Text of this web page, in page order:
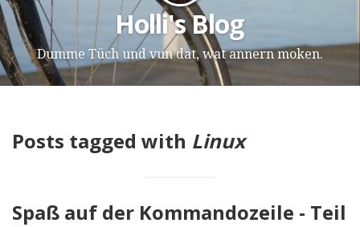
Holli's Blog
Dumme Tüch und vun dat, wat annern moken.
Posts tagged with Linux
Spaß auf der Kommandozeile - Teil